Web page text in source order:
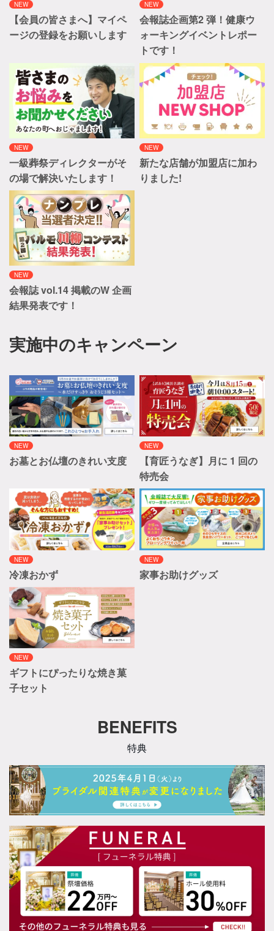
NEW
【会員の皆さまへ】マイペ
ージの登録をお願いします
NEW
会報誌企画第2 弾！健康ウ
ォーキングイベントレポー
トです！
NEW
一級葬祭ディレクターがそ
の場で解決いたします！
NEW
新たな店舗が加盟店に加わ
りました!
NEW
会報誌 vol.14 掲載のW 企画
結果発表です！
実施中のキャンペーン
NEW
お墓とお仏壇のきれい支度
NEW
【育匠うなぎ】月に 1 回の
特売会
NEW
冷凍おかず
NEW
家事お助けグッズ
NEW
ギフトにぴったりな焼き菓
子セット
BENEFITS
特典